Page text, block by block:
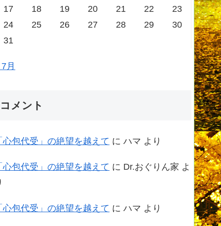
17
18 19 20 21 22
23
24
25 26 27 28 29
30
31
月
コメント
心包代受」の絶望を越えて に ハマ より
心包代受」の絶望を越えて に Dr.おぐりん家 よ
心包代受」の絶望を越えて に ハマ より